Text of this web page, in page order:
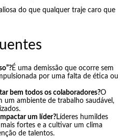
do que qualquer traje caro que
É uma demissão que ocorre sem
por uma falta de ética ou
bem todos os colaboradores?O
um ambiente de trabalho saudável,
um líder?Líderes humildes
fortes e a cultivar um clima
de talentos.